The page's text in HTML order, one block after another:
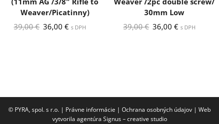
Weaver/Picatinny)
39,00€ Pôvodná
36,00 €Aktuálna
s DPH
30mm Low
39,00€ Pôvodná
36,00 €Aktuálna
s DPH
© PYRA, spol. s r.o. | Právne informácie | Ochrana osobných údajov | Web
vytvorila agentúra Signus – creative studio